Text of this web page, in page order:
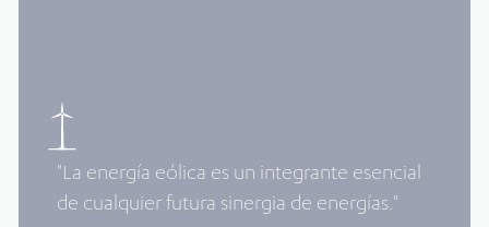
"La energía eólica es un integrante esencial
de cualquier futura sinergia de energías."